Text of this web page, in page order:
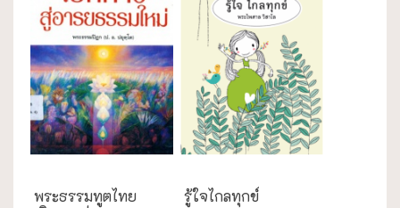
พระธรรมทูตไทย
รู้ใจไกลทุกข์